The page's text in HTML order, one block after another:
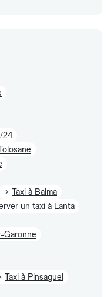
24
Taxi à Balma
un taxi à Lanta
Garonne
Taxi à Pinsaguel